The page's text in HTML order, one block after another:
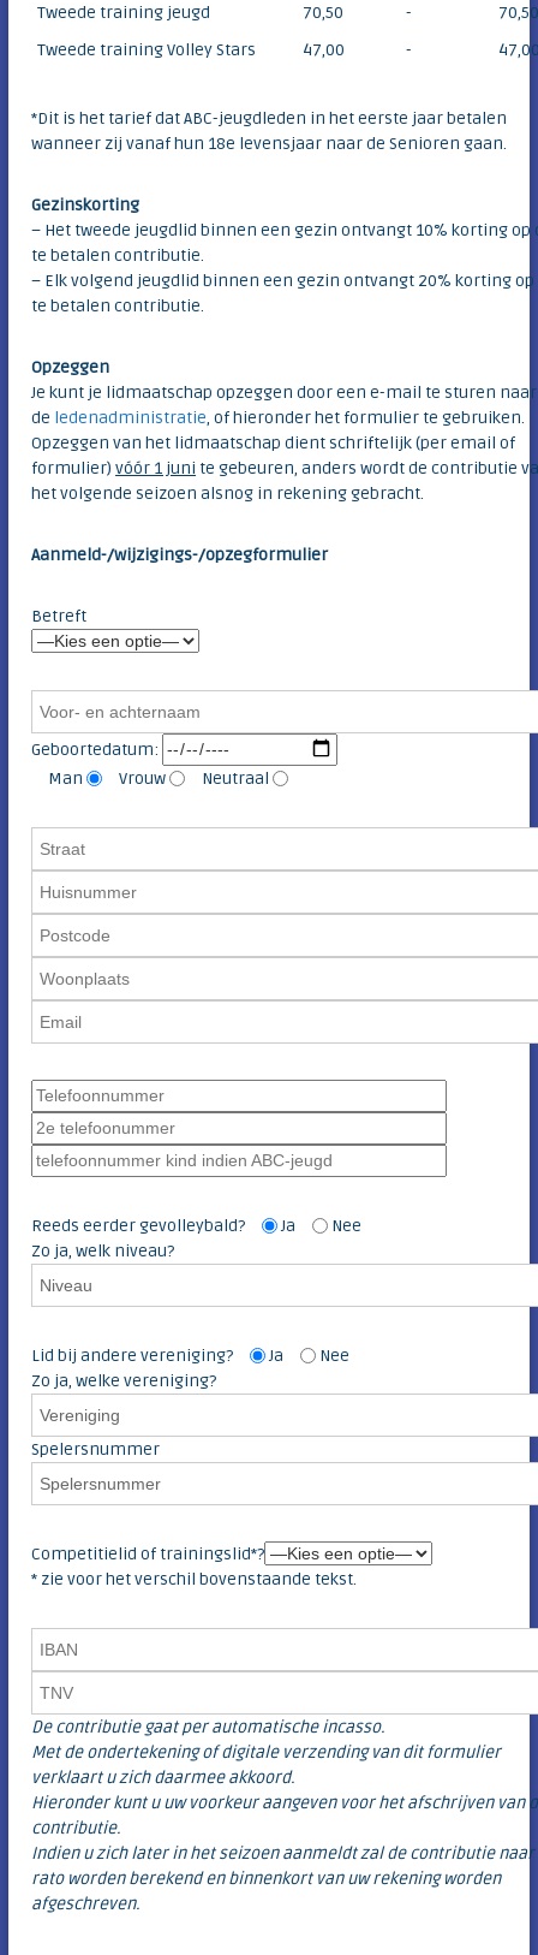
Tweede training jeugd
70,50 -
Tweede training Volley Stars
47,00 -
*Dit is het tarief dat ABC-jeugdleden in het eerste jaar betalen
wanneer zij vanaf hun 18e levensjaar naar de Senioren gaan.
Gezinskorting
– Het tweede jeugdlid binnen een gezin ontvangt 10% korting op
te betalen contributie.
– Elk volgend jeugdlid binnen een gezin ontvangt 20% korting op
te betalen contributie.
Opzeggen
Je kunt je lidmaatschap opzeggen door een e-mail te sturen naar
de ledenadministratie,of hieronder het formulier te gebruiken.
Opzeggen van het lidmaatschap dient schriftelijk (per email of
formulier)vóór 1 juni te gebeuren, anders wordt de contributie
het volgende seizoen alsnog in rekening gebracht.
Aanmeld-/wijzigings-/opzegformulier
Betreft
Geboortedatum:
Man
Vrouw Neutraal
Reeds eerder gevolleybald? Ja
Nee
Zo ja, welk niveau?
Lid bij andere vereniging? Ja
Nee
Zo ja, welke vereniging?
Spelersnummer
Competitielid of trainingslid*?
* zie voor het verschil bovenstaande tekst.
De contributie gaat per automatische incasso.
Met de ondertekening of digitale verzending van dit formulier
verklaart u zich daarmee akkoord.
Hieronder kunt u uw voorkeur aangeven voor het afschrijven van
contributie.
Indien u zich later in het seizoen aanmeldt zal de contributie naar
rato worden berekend en binnenkort van uw rekening worden
afgeschreven.